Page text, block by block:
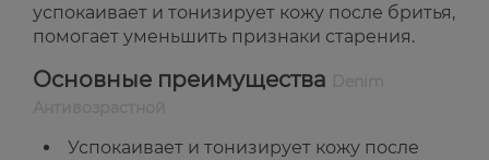
успокаивает и тонизирует кожу после бритья,
помогает уменьшить признаки старения.
Основные преимущества
Успокаивает и тонизирует кожу после